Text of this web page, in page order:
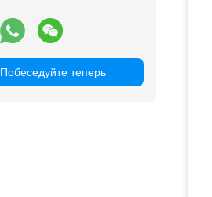
Побеседуйте теперь